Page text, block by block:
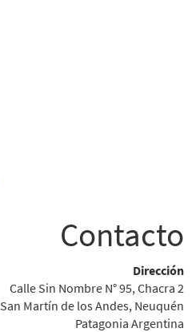
Contacto
Dirección
Calle Sin Nombre N° 95, Chacra 2
San Martín de los Andes, Neuquén
Patagonia Argentina